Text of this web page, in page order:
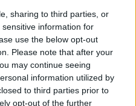
sharing to third parties, or
information for
use the below opt-out
Please note that after your
may continue seeing
information utilized by
to third parties prior to
opt-out of the further
szerint a
esetén a
teljes körűen képviseli
más hivatalos
ma Kármán András,